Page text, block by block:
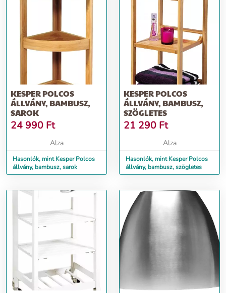
KESPER POLCOS
ÁLLVÁNY, BAMBUSZ,
SAROK
24 990 Ft
Alza
Hasonlók, mint Kesper Polcos
állvány, bambusz, sarok
KESPER POLCOS
ÁLLVÁNY, BAMBUSZ,
SZÖGLETES
21 290 Ft
Alza
Hasonlók, mint Kesper Polcos
állvány, bambusz, szögletes